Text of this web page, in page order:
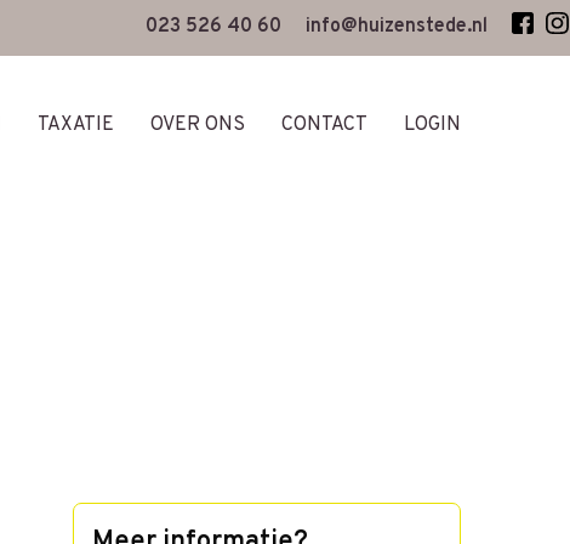
023 526 40 60 info@huizenstede.nl
TAXATIE OVER ONS CONTACT LOGIN